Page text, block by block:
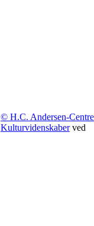
© H.C. Andersen-
Kulturvidenskaberved